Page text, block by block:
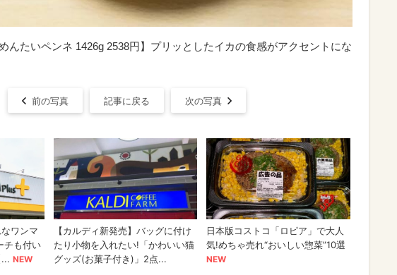
んたいペンネ 1426g 2538円】プリッとしたイカの食感がアクセントにな
前の写真 記事に戻る 次の写真